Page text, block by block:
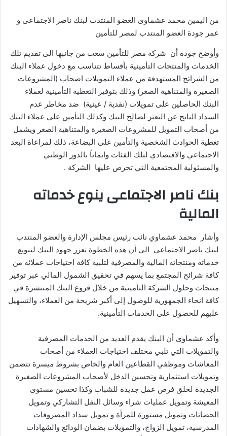
من اليمين محمد عشماوى العضو المنتدب لبنك ناصر الاجتماعى و
عمر جودة العضو المنتدب لمصر للتأمين
وأوضح جودة أن شركة مصر للتأمين سعت من جانبها الى تقديم تلك
الخدمات والمنتجات التأمينية بأقساط تتناسب مع دخول عملاء البنك
من الشرائح المستهدفة من عملاء التمويلات اصحاب (المشروعات
الصغيرة والمتناهية الصغر) وذلك بتوفير التغطية التأمينية لعملاء
البنك الحاصلين على تمويلات (نقدية / عينية) ضد مخاطر عدم
السداد الناتج عن التعثر لصالح البنك وكذلك التأمين على عملاء البنك
من أصحاب التمويل للمشروعات الصغيرة والمتناهية الصغر ويشمل
تغطية الحوادث الشخصية والتأمين على البضاعة، ذلك لمراعاة البعد
الاجتماعي والاقتصادي لتلك الفئات وايماناً بالدور الوطني
والمسئولية المجتمعية التي تحرص عليها الشركة .
بنك ناصر الاجتماعى ينوع خدماته
المالية
وأشار محمد عشماوي نائب رئيس مجلس الإدارة والعضو المنتدب
لبنك ناصر الاجتماعي الى أن هذه الخطوة تعزز جهود البنك لتنويع
خدماته ومنتجاته المالية والمصرفية لتلبية كافة احتياجات عملائه من
كافة شرائح المجتمع بما يسهم في تحقيق الشمول المالي عبر توفير
منتجات وحلول الشركة التأمينية من خلال فروع البنك المنتشرة في
كافة انحاء الجمهورية للوصول إلى أكبر شريحة من العملاء، والتسهيل
عليهم للحصول على الخدمات التأمينية.
وأكد عشماوى أن البنك يقدم العديد من الخدمات المصرفية
والتمويلات التي تلبي مختلف احتياجات العملاء من أصحاب
المعاشات وموظفي القطاعين العام والخاص بشروط ميسرة تتضمن
وتمويلات استثمارية وتحسين الدخل لأصحاب المشروعات الصغيرة
الجديدة لخلق فرص عمل جديدة للشباب وكذا تحسين مستوى
المعيشة وتمويل عمليات شراء وسائل النقل التشاركي وتمويل
الحضانات وتمويل مستورة للمرأة و تمويل سداد المصروفات
المدرسية، تمويل الزواج، والتمويلات بضمان الودائع والشهادات